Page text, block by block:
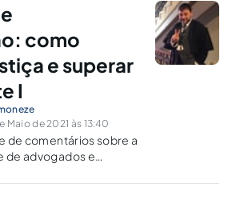
como
e superar
I
de 2021 às 13:40
de comentários sobre a
de advogados e
excesso de